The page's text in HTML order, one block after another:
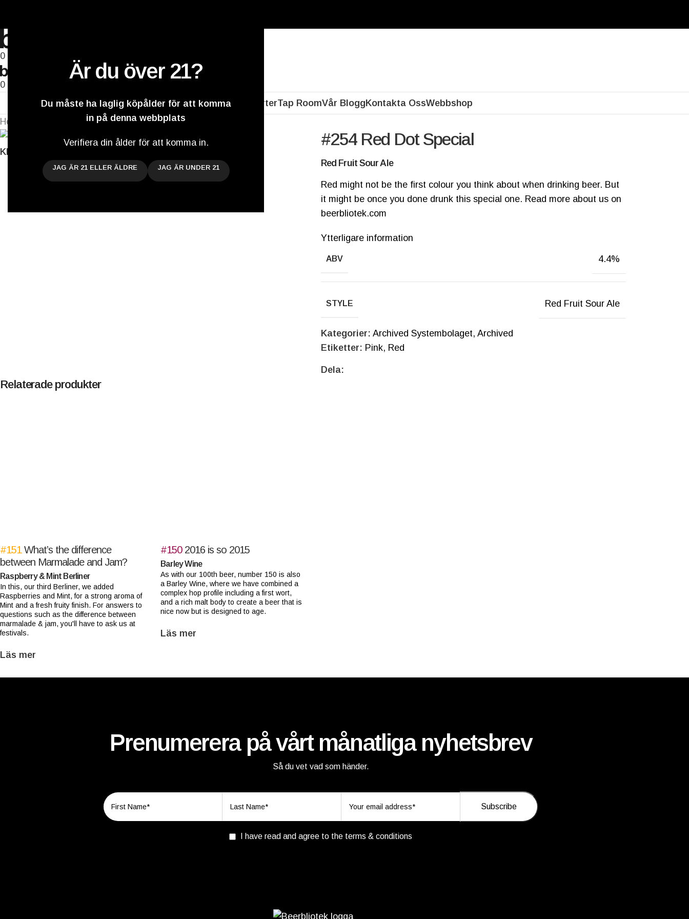
Är du över 21?
Du måste ha laglig köpålder för att komma
in på denna webbplats
Verifiera din ålder för att komma in.
JAG ÄR 21 ELLER ÄLDRE JAG ÄR UNDER 21
0
0
HemVårt ölbryggeri ÖlsorterTap RoomVår BloggKontakta OssWebbshop
Hem
Red Dot SpecialTillbaka till produkter
Klicka för att förstora
#254 Red Dot Special
Red Fruit Sour Ale
Red might not be the first colour you think about when drinking beer. But
it might be once you done drunk this special one. Read more about us on
beerbliotek.com
Ytterligare information
ABV 4.4%
STYLE Red Fruit Sour Ale
Kategorier: Archived Systembolaget, Archived
Etiketter: Pink, Red
Dela:
Relaterade produkter
#151 What’s the difference
between Marmalade and Jam?
Raspberry & Mint Berliner
In this, our third Berliner, we added
Raspberries and Mint, for a strong aroma of
Mint and a fresh fruity finish. For answers to
questions such as the difference between
marmalade & jam, you'll have to ask us at
festivals.
Läs mer
#150 2016 is so 2015
Barley Wine
As with our 100th beer, number 150 is also
a Barley Wine, where we have combined a
complex hop profile including a first wort,
and a rich malt body to create a beer that is
nice now but is designed to age.
Läs mer
Prenumerera på vårt månatliga nyhetsbrev
Så du vet vad som händer.
I have read and agree to the terms & conditions